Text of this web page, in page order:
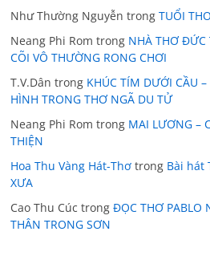
Như Thường Nguyễn trongTUỔI
Neang Phi Rom trong NHÀ THƠ ĐỨC
CÕI VÔ THƯỜNG RONG CHƠI
T.V.Dân trong KHÚC TÍM DƯỚI CẦU
HÌNH TRONG THƠ NGÃ DU TỬ
Neang Phi Rom trong MAI LƯƠNG –
THIỆN
Hoa Thu Vàng Hát-Thơ trong Bài hát
XƯA
Cao Thu Cúc trongĐỌC THƠ PABLO
THÂN TRONG SƠN